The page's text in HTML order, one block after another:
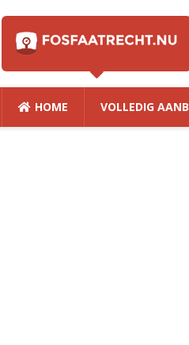
HOME VOLLEDIG